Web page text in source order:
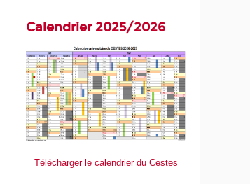
Calendrier 2025/2026
Télécharger le calendrier du Cestes